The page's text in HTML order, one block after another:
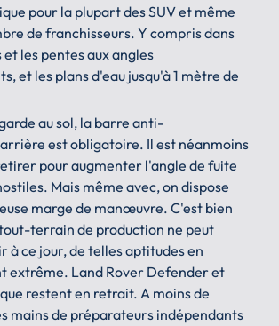
pour la plupart des SUV et même
de franchisseurs. Y compris dans
et les pentes aux angles
et les plans d'eau jusqu'à 1 mètre de
au sol, la barre anti-
est obligatoire. Il est néanmoins
pour augmenter l'angle de fuite
Mais même avec, on dispose
marge de manœuvre. C'est bien
terrain de production ne peut
à ce jour, de telles aptitudes en
extrême. Land Rover Defender et
restent en retrait. A moins de
mains de préparateurs indépendants